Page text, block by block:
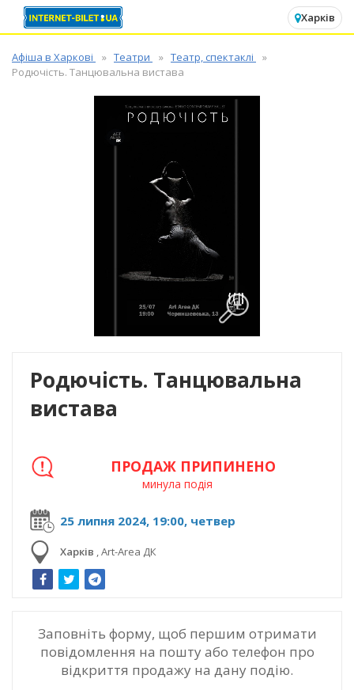
Харків
Афіша в Харкові Театри
Театр, спектаклі
Родючість. Танцювальна вистава
Родючість. Танцювальна
вистава
25 липня 2024, 19:00, четвер
Харків ,Art-Area ДК
ПРОДАЖ ПРИПИНЕНО
минула подія
Заповніть форму, щоб першим отримати
повідомлення на пошту або телефон про
відкриття продажу на дану подію.